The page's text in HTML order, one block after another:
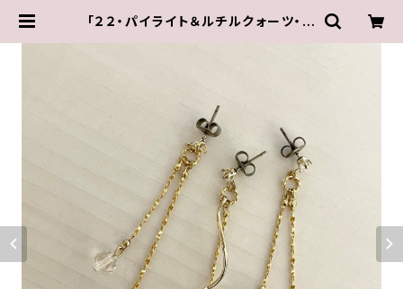
「２２・パイライト＆ルチルクォーツ・水